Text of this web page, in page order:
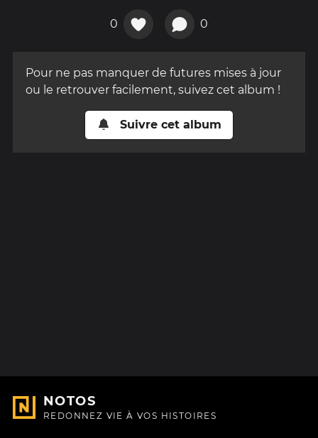
0 0
Pour ne pas manquer de futures mises à jour
ou le retrouver facilement, suivez cet album !
Suivre cet album
NOTOS
REDONNEZ VIE À VOS HISTOIRES